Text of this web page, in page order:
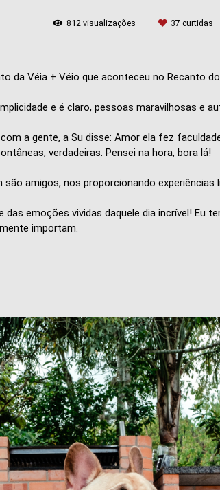
812 visualizações 37 curtidas
da Véia + Véio que aconteceu no Recanto
e é claro, pessoas maravilhosas e
a gente, a Su disse: Amor ela fez
verdadeiras. Pensei na hora, bora lá!
são amigos, nos proporcionando
emoções vividas daquele dia incrível! Eu
importam.